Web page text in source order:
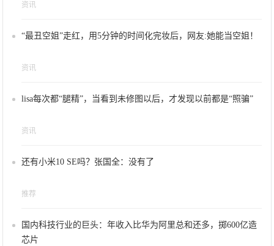
资讯
“最丑空姐”走红，用5分钟的时间化完妆后，网友:她能当空姐！
资讯
lisa每次都“腿精”，当看到未修图以后，才发现以前都是“照骗”
资讯
还有小米10 SE吗？张国全：没有了
推荐
国内科技行业的巨头：年收入比华为阿里总和还多，掷600亿造
芯片